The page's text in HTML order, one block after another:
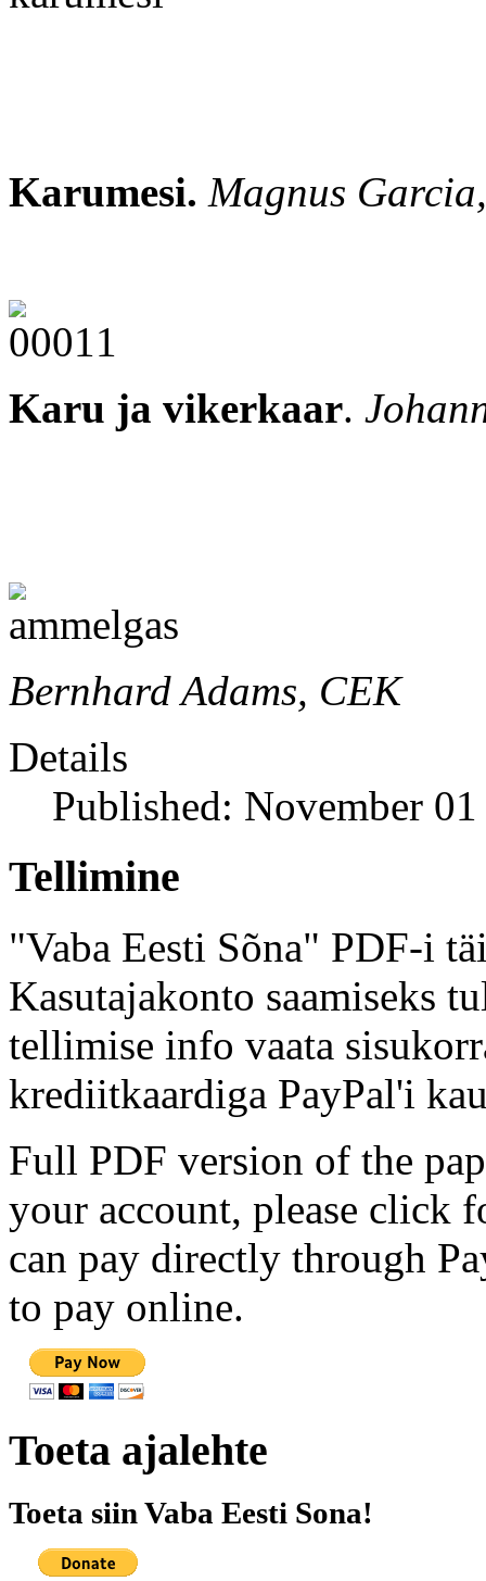
Karumesi. Magnus
Karu ja vikerkaar.
Bernhard Adams, CEK
Details
Published: November
Tellimine
"Vaba Eesti Sõna" PDF-i
Kasutajakonto saamiseks
tellimise info vaata
krediitkaardiga PayPal'i
Full PDF version of the
your account, please click
can pay directly through
to pay online.
Toeta ajalehte
Toeta siin Vaba Eesti Sona!